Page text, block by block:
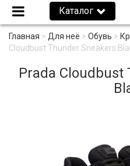
Каталог
Главная > Для неё > Обувь >
Cloudbust Thunder Sneakers
Prada Cloudbust